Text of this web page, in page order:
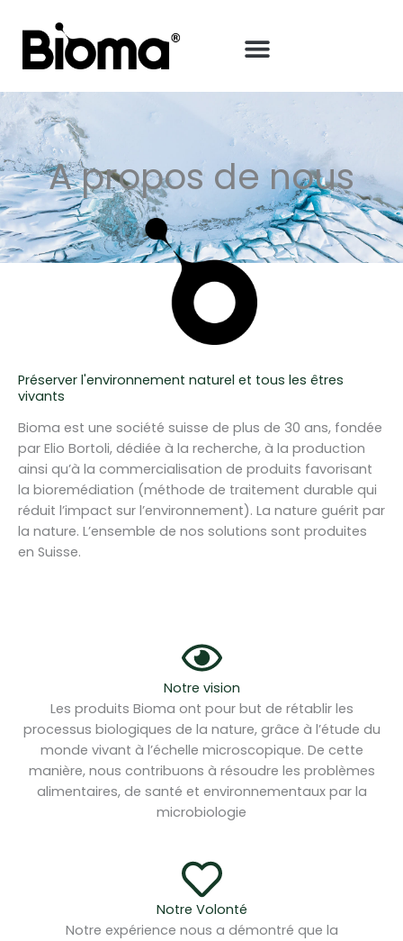
contenu
A propos de nous
Préserver l'environnement naturel et tous les êtres
vivants
Bioma est une société suisse de plus de 30 ans, fondée
par Elio Bortoli, dédiée à la recherche, à la production
ainsi qu’à la commercialisation de produits favorisant
la bioremédiation (méthode de traitement durable qui
réduit l’impact sur l’environnement). La nature guérit par
la nature. L’ensemble de nos solutions sont produites
en Suisse.
Notre vision
Les produits Bioma ont pour but de rétablir les
processus biologiques de la nature, grâce à l’étude du
monde vivant à l’échelle microscopique. De cette
manière, nous contribuons à résoudre les problèmes
alimentaires, de santé et environnementaux par la
microbiologie
Notre Volonté
Notre expérience nous a démontré que la